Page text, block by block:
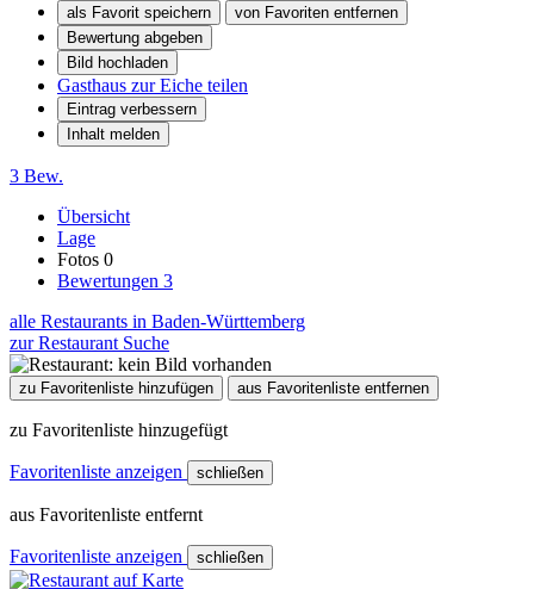
als Favorit speichern
von Favoriten entfernen
Bewertung abgeben
Bild hochladen
Gasthaus zur Eiche teilen
Eintrag verbessern
Inhalt melden
3 Bew.
Übersicht
Lage
Fotos 0
Bewertungen 3
alle Restaurants in Baden-Württemberg
zur Restaurant Suche
zu Favoritenliste hinzufügen aus Favoritenliste entfernen
zu Favoritenliste hinzugefügt
Favoritenliste anzeigen schließen
aus Favoritenliste entfernt
Favoritenliste anzeigen schließen